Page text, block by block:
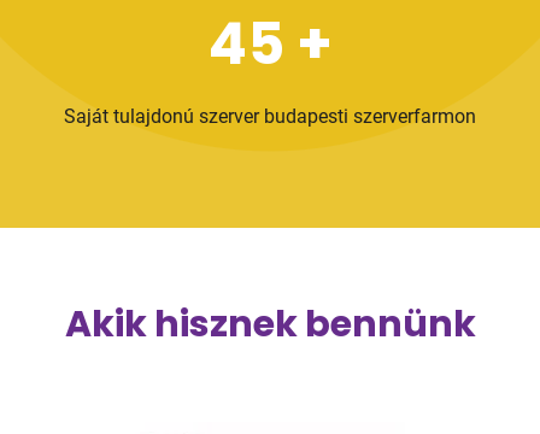
45 +
Saját tulajdonú szerver budapesti szerverfarmon
Akik hisznek bennünk